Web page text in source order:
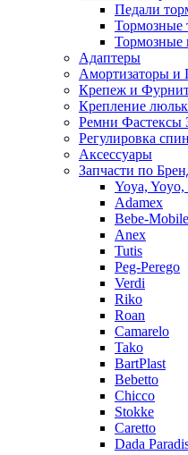
Педали
Тормозные
Тормозные
Адаптеры
Амортизаторы и
Крепеж и
Крепление
Ремни Фастексы
Регулировка
Аксессуары
Запчасти по
Yoya,
Adamex
Bebe-Mobile
Anex
Tutis
Peg-Perego
Verdi
Riko
Roan
Camarelo
Tako
BartPlast
Bebetto
Chicco
Stokke
Caretto
Dada